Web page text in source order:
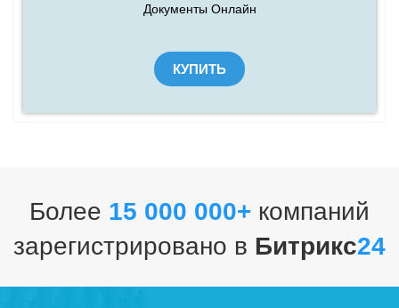
Документы Онлайн
КУПИТЬ
Более 15 000 000+ компаний
зарегистрировано в Битрикс24